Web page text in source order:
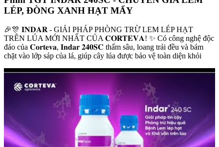
LÉP, ĐÒNG XANH HẠT MẨY
🎉🎊 𝐈𝐍𝐃𝐀𝐑 - GIẢI PHÁP PHÒNG TRỪ LEM LÉP HẠT
TRÊN LÚA MỚI NHẤT CỦA 𝐂𝐎𝐑𝐓𝐄𝐕𝐀! ✨ Có công nghệ độc
đáo của 𝐂𝐨𝐫𝐭𝐞𝐯𝐚, 𝐈𝐧𝐝𝐚𝐫 𝟐𝟒𝟎𝐒𝐂 thấm sâu, loang trải đều và bám
chặt vào lớp sáp của lá, giúp cây lúa được bảo vệ toàn diện khỏi